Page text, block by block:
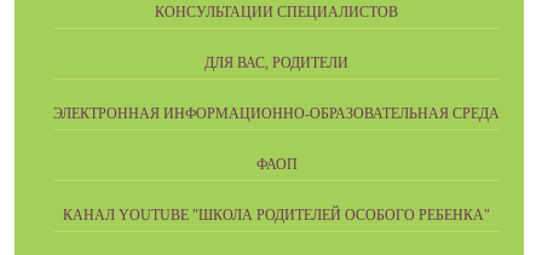
КОНСУЛЬТАЦИИ СПЕЦИАЛИСТОВ
ДЛЯ ВАС, РОДИТЕЛИ
ЭЛЕКТРОННАЯ ИНФОРМАЦИОННО-ОБРАЗОВАТЕЛЬНАЯ СРЕДА
ФАОП
КАНАЛ YOUTUBE "ШКОЛА РОДИТЕЛЕЙ ОСОБОГО РЕБЕНКА"